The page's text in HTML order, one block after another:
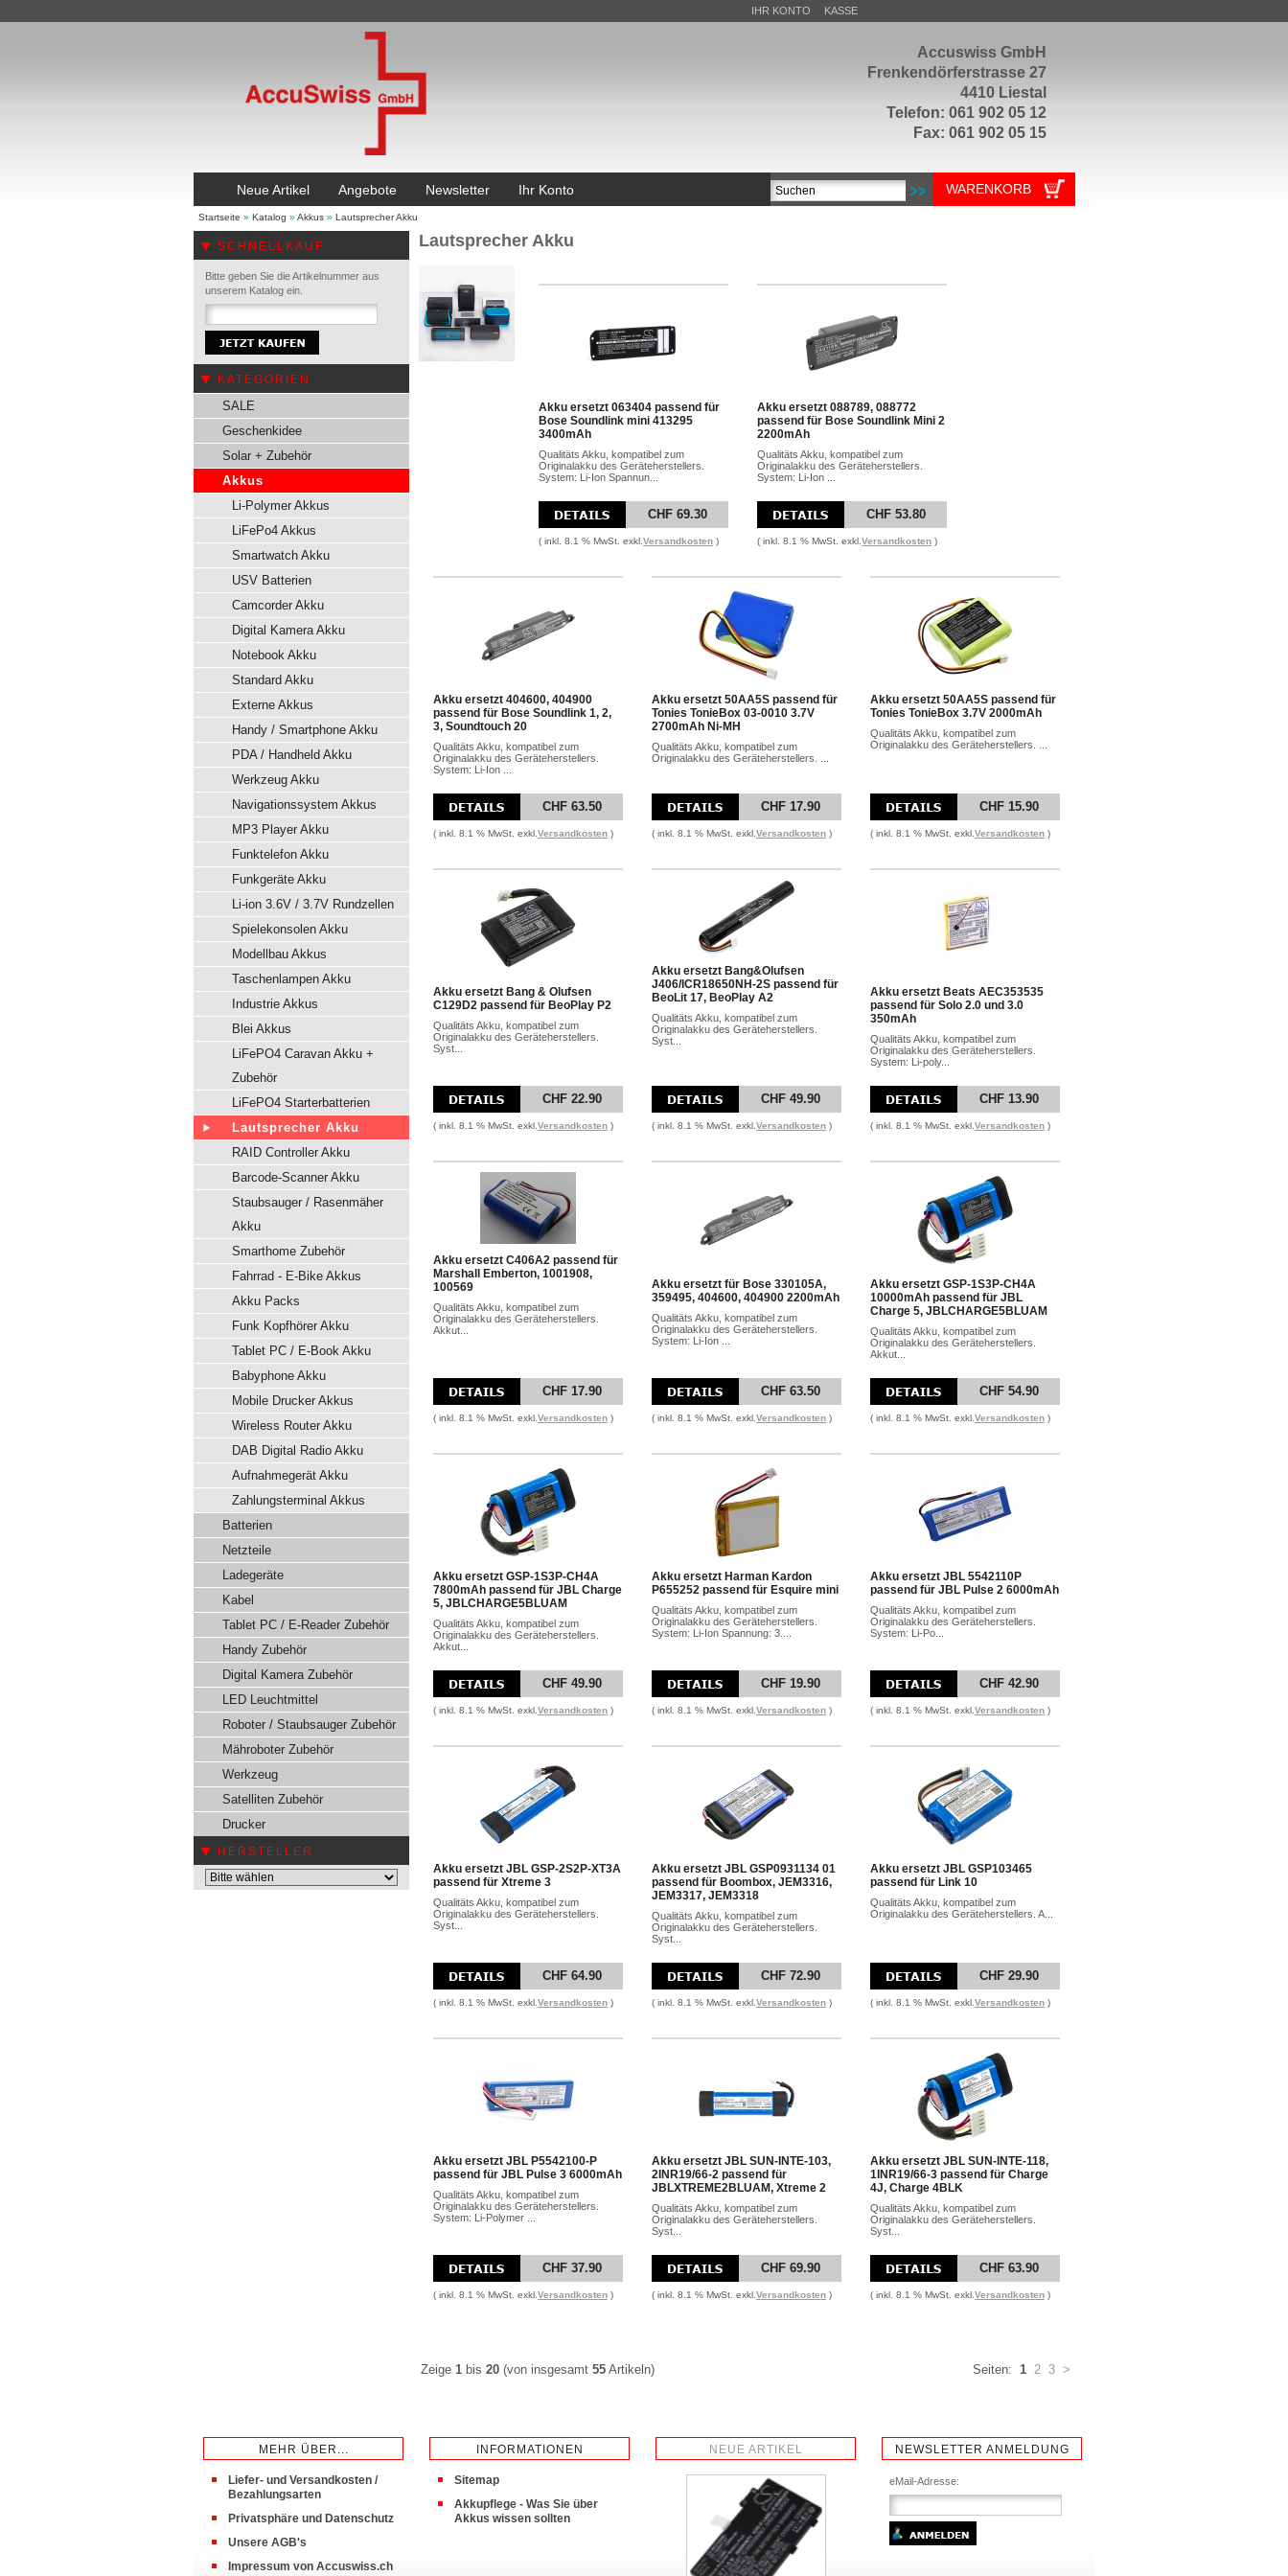
Accuswiss GmbH
Frenkendörferstrasse 27
4410 Liestal
Telefon: 061 902 05 12
Fax: 061 902 05 15
IHR KONTO KASSE
Neue Artikel Angebote Newsletter Ihr Konto WARENKORB
Startseite » Katalog » Akkus » Lautsprecher Akku
SCHNELLKAUF
Bitte geben Sie die Artikelnummer aus
unserem Katalog ein.
KATEGORIEN
SALE
Geschenkidee
Solar + Zubehör
Akkus
Li-Polymer Akkus
LiFePo4 Akkus
Smartwatch Akku
USV Batterien
Camcorder Akku
Digital Kamera Akku
Notebook Akku
Standard Akku
Externe Akkus
Handy / Smartphone Akku
PDA / Handheld Akku
Werkzeug Akku
Navigationssystem Akkus
MP3 Player Akku
Funktelefon Akku
Funkgeräte Akku
Li-ion 3.6V / 3.7V Rundzellen
Spielekonsolen Akku
Modellbau Akkus
Taschenlampen Akku
Industrie Akkus
Blei Akkus
LiFePO4 Caravan Akku +
Zubehör
LiFePO4 Starterbatterien
Lautsprecher Akku
RAID Controller Akku
Barcode-Scanner Akku
Staubsauger / Rasenmäher
Akku
Smarthome Zubehör
Fahrrad - E-Bike Akkus
Akku Packs
Funk Kopfhörer Akku
Tablet PC / E-Book Akku
Babyphone Akku
Mobile Drucker Akkus
Wireless Router Akku
DAB Digital Radio Akku
Aufnahmegerät Akku
Zahlungsterminal Akkus
Batterien
Netzteile
Ladegeräte
Kabel
Tablet PC / E-Reader Zubehör
Handy Zubehör
Digital Kamera Zubehör
LED Leuchtmittel
Roboter / Staubsauger Zubehör
Mähroboter Zubehör
Werkzeug
Satelliten Zubehör
Drucker
HERSTELLER
Lautsprecher Akku
Akku ersetzt 063404 passend für
Bose Soundlink mini 413295
3400mAh
Qualitäts Akku, kompatibel zum
Originalakku des Geräteherstellers.
System: Li-Ion Spannun...
CHF 69.30
( inkl. 8.1 % MwSt. exkl. Versandkosten )
Akku ersetzt 088789, 088772
passend für Bose Soundlink Mini 2
2200mAh
Qualitäts Akku, kompatibel zum
Originalakku des Geräteherstellers.
System: Li-Ion ...
CHF 53.80
( inkl. 8.1 % MwSt. exkl. Versandkosten )
Akku ersetzt 404600, 404900
passend für Bose Soundlink 1, 2,
3, Soundtouch 20
Qualitäts Akku, kompatibel zum
Originalakku des Geräteherstellers.
System: Li-Ion ...
CHF 63.50
( inkl. 8.1 % MwSt. exkl. Versandkosten )
Akku ersetzt 50AA5S passend für
Tonies TonieBox 03-0010 3.7V
2700mAh Ni-MH
Qualitäts Akku, kompatibel zum
Originalakku des Geräteherstellers. ...
CHF 17.90
( inkl. 8.1 % MwSt. exkl. Versandkosten )
Akku ersetzt 50AA5S passend für
Tonies TonieBox 3.7V 2000mAh
Qualitäts Akku, kompatibel zum
Originalakku des Geräteherstellers. ...
CHF 15.90
( inkl. 8.1 % MwSt. exkl. Versandkosten )
Akku ersetzt Bang & Olufsen
C129D2 passend für BeoPlay P2
Qualitäts Akku, kompatibel zum
Originalakku des Geräteherstellers.
Syst...
CHF 22.90
( inkl. 8.1 % MwSt. exkl. Versandkosten )
Akku ersetzt Bang&Olufsen
J406/ICR18650NH-2S passend für
BeoLit 17, BeoPlay A2
Qualitäts Akku, kompatibel zum
Originalakku des Geräteherstellers.
Syst...
CHF 49.90
( inkl. 8.1 % MwSt. exkl. Versandkosten )
Akku ersetzt Beats AEC353535
passend für Solo 2.0 und 3.0
350mAh
Qualitäts Akku, kompatibel zum
Originalakku des Geräteherstellers.
System: Li-poly...
CHF 13.90
( inkl. 8.1 % MwSt. exkl. Versandkosten )
Akku ersetzt C406A2 passend für
Marshall Emberton, 1001908,
100569
Qualitäts Akku, kompatibel zum
Originalakku des Geräteherstellers.
Akkut...
CHF 17.90
( inkl. 8.1 % MwSt. exkl. Versandkosten )
Akku ersetzt für Bose 330105A,
359495, 404600, 404900 2200mAh
Qualitäts Akku, kompatibel zum
Originalakku des Geräteherstellers.
System: Li-Ion ...
CHF 63.50
( inkl. 8.1 % MwSt. exkl. Versandkosten )
Akku ersetzt GSP-1S3P-CH4A
10000mAh passend für JBL
Charge 5, JBLCHARGE5BLUAM
Qualitäts Akku, kompatibel zum
Originalakku des Geräteherstellers.
Akkut...
CHF 54.90
( inkl. 8.1 % MwSt. exkl. Versandkosten )
Akku ersetzt GSP-1S3P-CH4A
7800mAh passend für JBL Charge
5, JBLCHARGE5BLUAM
Qualitäts Akku, kompatibel zum
Originalakku des Geräteherstellers.
Akkut...
CHF 49.90
( inkl. 8.1 % MwSt. exkl. Versandkosten )
Akku ersetzt Harman Kardon
P655252 passend für Esquire mini
Qualitäts Akku, kompatibel zum
Originalakku des Geräteherstellers.
System: Li-Ion Spannung: 3....
CHF 19.90
( inkl. 8.1 % MwSt. exkl. Versandkosten )
Akku ersetzt JBL 5542110P
passend für JBL Pulse 2 6000mAh
Qualitäts Akku, kompatibel zum
Originalakku des Geräteherstellers.
System: Li-Po...
CHF 42.90
( inkl. 8.1 % MwSt. exkl. Versandkosten )
Akku ersetzt JBL GSP-2S2P-XT3A
passend für Xtreme 3
Qualitäts Akku, kompatibel zum
Originalakku des Geräteherstellers.
Syst...
CHF 64.90
( inkl. 8.1 % MwSt. exkl. Versandkosten )
Akku ersetzt JBL GSP0931134 01
passend für Boombox, JEM3316,
JEM3317, JEM3318
Qualitäts Akku, kompatibel zum
Originalakku des Geräteherstellers.
Syst...
CHF 72.90
( inkl. 8.1 % MwSt. exkl. Versandkosten )
Akku ersetzt JBL GSP103465
passend für Link 10
Qualitäts Akku, kompatibel zum
Originalakku des Geräteherstellers. A...
CHF 29.90
( inkl. 8.1 % MwSt. exkl. Versandkosten )
Akku ersetzt JBL P5542100-P
passend für JBL Pulse 3 6000mAh
Qualitäts Akku, kompatibel zum
Originalakku des Geräteherstellers.
System: Li-Polymer ...
CHF 37.90
( inkl. 8.1 % MwSt. exkl. Versandkosten )
Akku ersetzt JBL SUN-INTE-103,
2INR19/66-2 passend für
JBLXTREME2BLUAM, Xtreme 2
Qualitäts Akku, kompatibel zum
Originalakku des Geräteherstellers.
Syst...
CHF 69.90
( inkl. 8.1 % MwSt. exkl. Versandkosten )
Akku ersetzt JBL SUN-INTE-118,
1INR19/66-3 passend für Charge
4J, Charge 4BLK
Qualitäts Akku, kompatibel zum
Originalakku des Geräteherstellers.
Syst...
CHF 63.90
( inkl. 8.1 % MwSt. exkl. Versandkosten )
Zeige 1 bis 20 (von insgesamt 55 Artikeln) Seiten: 1 2 3 >
MEHR ÜBER...
Liefer- und Versandkosten /
Bezahlungsarten
Privatsphäre und Datenschutz
Unsere AGB's
Impressum von Accuswiss.ch
INFORMATIONEN
Sitemap
Akkupflege - Was Sie über
Akkus wissen sollten
NEUE ARTIKEL NEWSLETTER ANMELDUNG
eMail-Adresse: